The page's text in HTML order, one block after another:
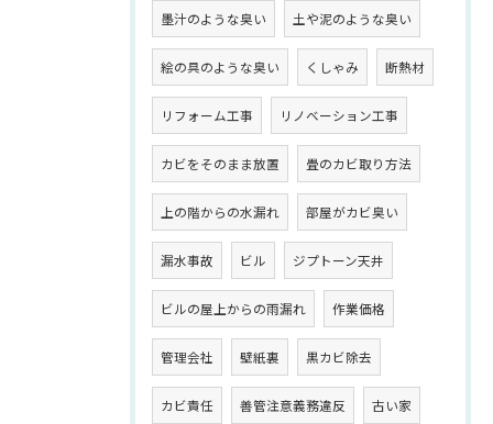
墨汁のような臭い 土や泥のような臭い
絵の具のような臭い くしゃみ 断熱材
リフォーム工事 リノベーション工事
カビをそのまま放置 畳のカビ取り方法
上の階からの水漏れ 部屋がカビ臭い
漏水事故 ビル ジプトーン天井
ビルの屋上からの雨漏れ 作業価格
管理会社 壁紙裏 黒カビ除去
カビ責任 善管注意義務違反 古い家